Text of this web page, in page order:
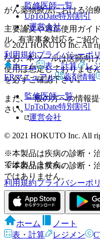
監修医師一覧
UpToDate特別割引
運営会社
© 2021 HOKUTO Inc. All
利用規約プライバシーポ
ホーム
表・計算 レ
ERマニュアル
薬剤情報
監修医師一覧
UpToDate特別割引
運営会社
© 2021 HOKUTO Inc. All
※本製品は疾病の診断・
ではありません。
利用規約プライバシーポ
がん薬物療法における治
主要論文や適正使用ガイ
ル､ 有害事象対応をご紹
なお､ 本ツールは医師向
使用は想定しておりませ
を必ずご確認下さい｡
また､ 一般の方への情報
さい｡
※本製品は疾病の診断・
ではありません。
ホーム
ノート
表・計算
レジメン